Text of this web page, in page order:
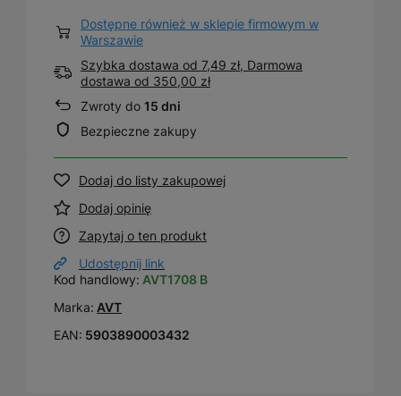
Dostępne również w sklepie firmowym w
Warszawie
Szybka dostawa od 7,49 zł, Darmowa
dostawa od 350,00 zł
Zwroty do 15 dni
Bezpieczne zakupy
Dodaj do listy zakupowej
Dodaj opinię
Zapytaj o ten produkt
Udostępnij link
Kod handlowy: AVT1708 B
Marka: AVT
EAN: 5903890003432